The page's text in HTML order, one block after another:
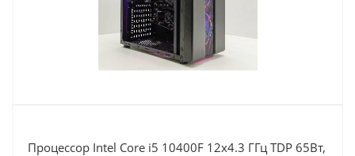
Процессор Intel Core i5 10400F 12x4.3 ГГц TDP 65Вт,